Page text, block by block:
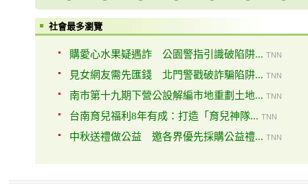
社會最多瀏覽
購愛心水果疑遇詐 公園警指引識破陷阱... TNN
見女網友需先匯錢 北門警戳破詐騙陷阱... TNN
南市第十九期下營公設解編市地重劃土地... TNN
台南育兒福利8年有成：打造「育兒神隊... TNN
中秋送禮做公益 邀各界優先採購公益禮... TNN